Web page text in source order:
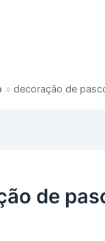
decoração de
de